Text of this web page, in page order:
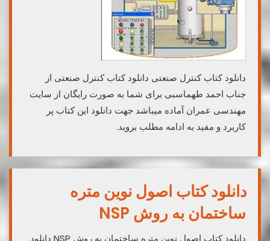
دانلود کتاب کنترل صنعتی دانلود کتاب کنترل صنعتی از
جناب احمد طهماسبی برای شما به صورت رایگان از سایت
مهندسی عمران آماده میباشد جهت دانلود این کتاب پر
کاربرد و مفید به ادامه مطلب بروید.
دانلود کتاب اصول نوین متره
ساختمان به روش NSP
دانلود کتاب اصول نوین متره ساختمان به روش NSP دانلود